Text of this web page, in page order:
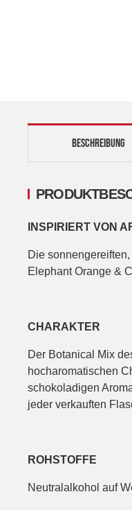
BESCHREIBUNG
INSPIRIERT VON
Die
Elephant Orange &
CHARAKTER
Der Botanical Mix
hocharomatischen
schokoladigen
jeder verkauften
ROHSTOFFE
Neutralalkohol auf